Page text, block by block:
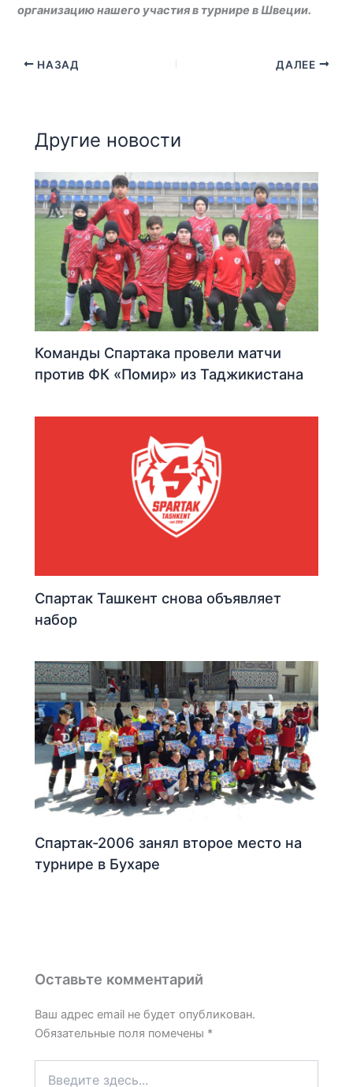
организацию нашего участия в турнире в Швеции.
НАЗАД ДАЛЕЕ
Другие новости
Команды Спартака провели матчи
против ФК «Помир» из Таджикистана
Спартак Ташкент снова объявляет
набор
Спартак-2006 занял второе место на
турнире в Бухаре
Оставьте комментарий
Ваш адрес email не будет опубликован.
Обязательные поля помечены *
здесь...